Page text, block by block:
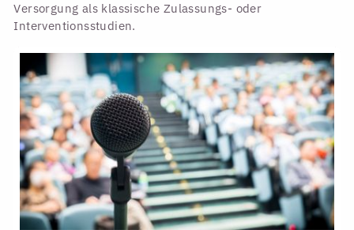
Versorgung als klassische Zulassungs- oder
Interventionsstudien.